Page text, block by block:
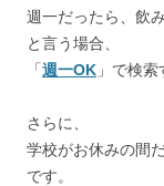
週一だったら、飲
と言う場合、
「週一OK 」で検
さらに、
学校がお休みの間
です。